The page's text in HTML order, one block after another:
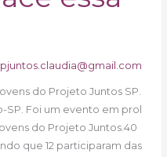
pjuntos.claudia@gmail.com
do Projeto Juntos SP.
Foi um evento em prol
do Projeto Juntos.40
que 12 participaram das